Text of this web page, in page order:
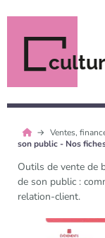
Ventes,
son public - Nos
Outils de vente de
de son public :
relation-client.